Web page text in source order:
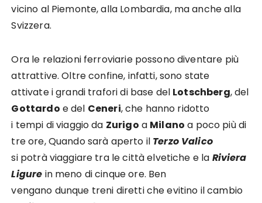
vicino al Piemonte, alla Lombardia, ma anche alla
Svizzera.
Ora le relazioni ferroviarie possono diventare più
attrattive. Oltre confine, infatti, sono state
attivate i grandi trafori di base del Lotschberg, del
Gottardo e del Ceneri, che hanno ridotto
i tempi di viaggio da Zurigo a Milano a poco più di
tre ore, Quando sarà aperto il Terzo Valico
si potrà viaggiare tra le città elvetiche e la Riviera
Ligure in meno di cinque ore. Ben
vengano dunque treni diretti che evitino il cambio